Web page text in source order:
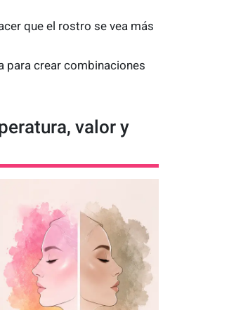
que el rostro se vea más
para crear combinaciones
valor y